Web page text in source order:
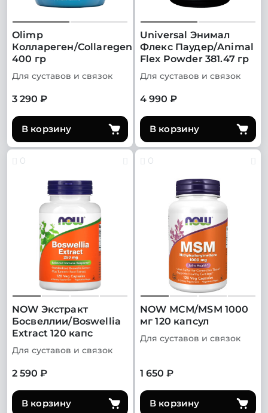
Olimp
Коллареген/Collaregen
400 гр
Для суставов и связок
3 290 ₽
В корзину
Universal Энимал
Флекс Паудер/Animal
Flex Powder 381.47 гр
Для суставов и связок
4 990 ₽
В корзину
0
NOW Экстракт
Босвеллии/Boswellia
Extract 120 капс
Для суставов и связок
2 590 ₽
В корзину
0
NOW МСМ/MSM 1000
мг 120 капсул
Для суставов и связок
1 650 ₽
В корзину